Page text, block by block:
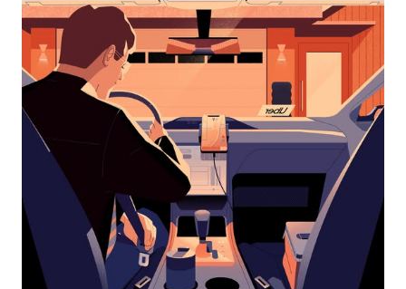
aşağı
ok
tuşuna
basın.
Takvimi
kapatmak
için
escape
tuşuna
basın.